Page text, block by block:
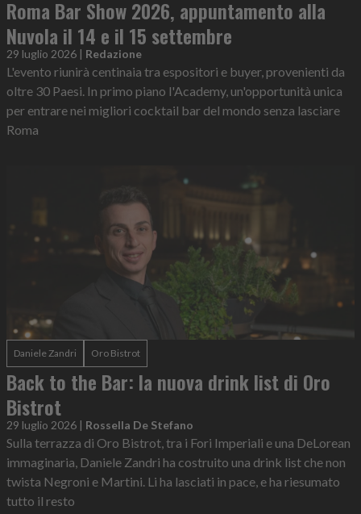
Roma Bar Show 2026, appuntamento alla
Nuvola il 14 e il 15 settembre
29 luglio 2026 | Redazione
L'evento riunirà centinaia tra espositori e buyer, provenienti da
oltre 30 Paesi. In primo piano l'Academy, un'opportunità unica
per entrare nei migliori cocktail bar del mondo senza lasciare
Roma
Daniele Zandri Oro Bistrot
Back to the Bar: la nuova drink list di Oro
Bistrot
29 luglio 2026 | Rossella De Stefano
Sulla terrazza di Oro Bistrot, tra i Fori Imperiali e una DeLorean
immaginaria, Daniele Zandri ha costruito una drink list che non
twista Negroni e Martini. Li ha lasciati in pace, e ha riesumato
tutto il resto